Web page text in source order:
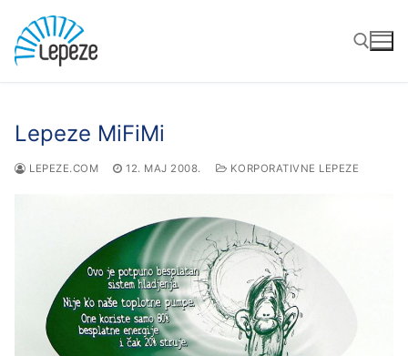
sadržaja
Lepeze MiFiMi
LEPEZE.COM 12. MAJ 2008. KORPORATIVNE LEPEZE